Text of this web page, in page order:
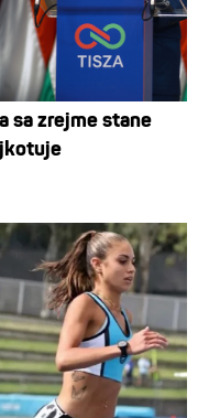
sa zrejme stane